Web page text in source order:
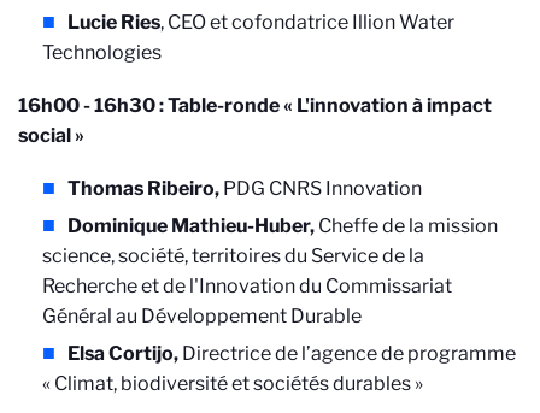
Lucie Ries, CEO et cofondatrice Illion Water
Technologies
16h00 - 16h30 : Table-ronde « L'innovation à impact
social »
Thomas Ribeiro, PDG CNRS Innovation
Dominique Mathieu-Huber, Cheffe de la mission
science, société, territoires du Service de la
Recherche et de l'Innovation du Commissariat
Général au Développement Durable
Elsa Cortijo, Directrice de l’agence de programme
« Climat, biodiversité et sociétés durables »